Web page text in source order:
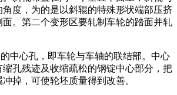
度，为的是以斜辊的特殊形状端部压挤
。第二个变形区要轧制车轮的踏面并轧
心孔，即车轮与车轴的联结部。中心
孔残迹及收缩疏松的钢锭中心部分，把
掉，可使轮坯质量得到改善。